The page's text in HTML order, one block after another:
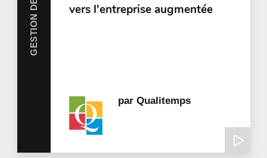
vers l'entreprise augmentée
parQualitemps